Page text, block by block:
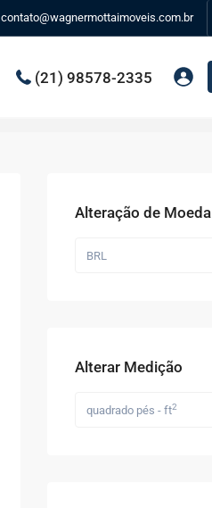
contato@wagnermottaimoveis.com.br
(21) 98578-2335
Alteração de Moeda
BRL
Alterar Medição
quadrado pés - ft2